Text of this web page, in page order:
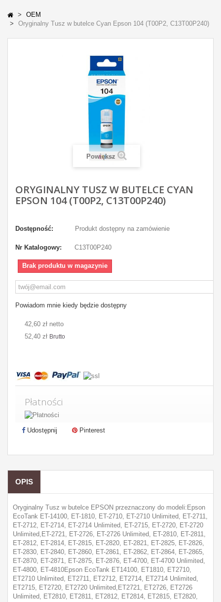
OEM
Oryginalny Tusz w butelce Cyan Epson 104 (T00P2, C13T00P240)
Powiększ
ORYGINALNY TUSZ W BUTELCE CYAN
EPSON 104 (T00P2, C13T00P240)
Dostępność: Produkt dostępny na zamówienie
Nr Katalogowy: C13T00P240
Brak produktu w magazynie
Powiadom mnie kiedy będzie dostępny
42,60 zł netto
52,40 zł Brutto
Płatności
Udostępnij Pinterest
OPIS
Oryginalny Tusz w butelce EPSON przeznaczony do modeli:Epson
EcoTank ET-14100, ET-1810, ET-2710, ET-2710 Unlimited, ET-2711,
ET-2712, ET-2714, ET-2714 Unlimited, ET-2715, ET-2720, ET-2720
Unlimited,ET-2721, ET-2726, ET-2726 Unlimited, ET-2810, ET-2811,
ET-2812, ET-2814, ET-2815, ET-2820, ET-2821, ET-2825, ET-2826,
ET-2830, ET-2840, ET-2860, ET-2861, ET-2862, ET-2864, ET-2865,
ET-2870, ET-2871, ET-2875, ET-2876, ET-4700, ET-4700 Unlimited,
ET-4800, ET-4810Epson EcoTank ET14100, ET1810, ET2710,
ET2710 Unlimited, ET2711, ET2712, ET2714, ET2714 Unlimited,
ET2715, ET2720, ET2720 Unlimited,ET2721, ET2726, ET2726
Unlimited, ET2810, ET2811, ET2812, ET2814, ET2815, ET2820,